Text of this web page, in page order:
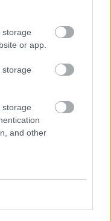
storage
or app.
storage
storage
and other